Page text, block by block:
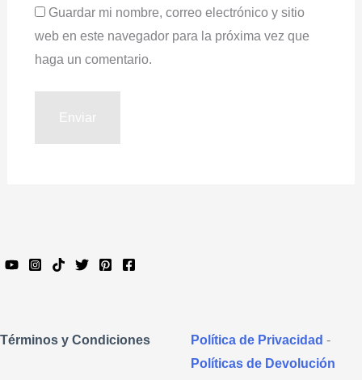
Guardar mi nombre, correo electrónico y sitio
web en este navegador para la próxima vez que
haga un comentario.
Términos y Condiciones Política de Privacidad -
Políticas de Devolución